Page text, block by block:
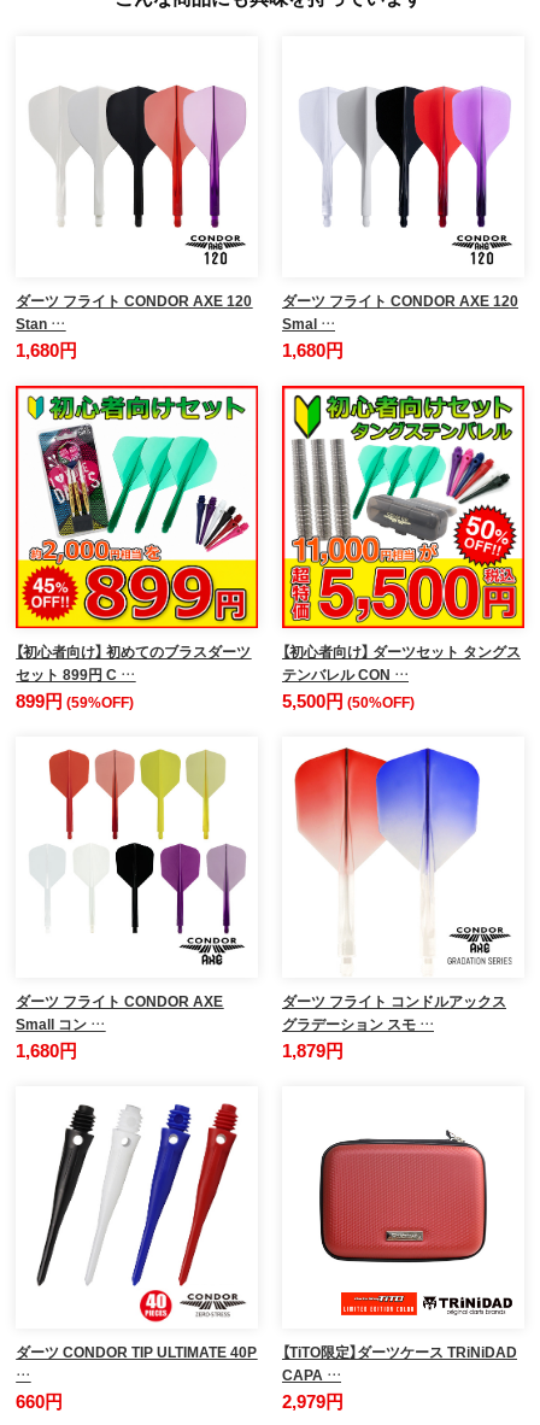
ダーツ フライト CONDOR AXE 120
Stan …
1,680円
ダーツ フライト CONDOR AXE 120
Smal …
1,680円
【初心者向け】 初めてのブラスダーツ
セット 899円 C …
899円(59%OFF)
【初心者向け】 ダーツセット タングス
テンバレル CON …
5,500円 (50%OFF)
ダーツ フライト CONDOR AXE
Small コン …
1,680円
ダーツ フライト コンドルアックス
グラデーション スモ …
1,879円
ダーツ CONDOR TIP ULTIMATE 40P
…
660円
【TiTO限定】ダーツケース TRiNiDAD
CAPA …
2,979円